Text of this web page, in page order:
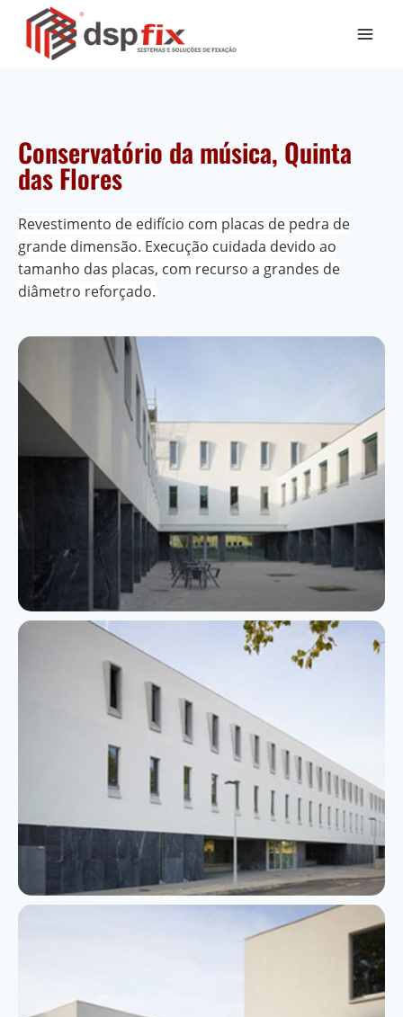
Conservatório da música, Quinta
das Flores
Revestimento de edifício com placas de pedra de
grande dimensão. Execução cuidada devido ao
tamanho das placas, com recurso a grandes de
diâmetro reforçado.